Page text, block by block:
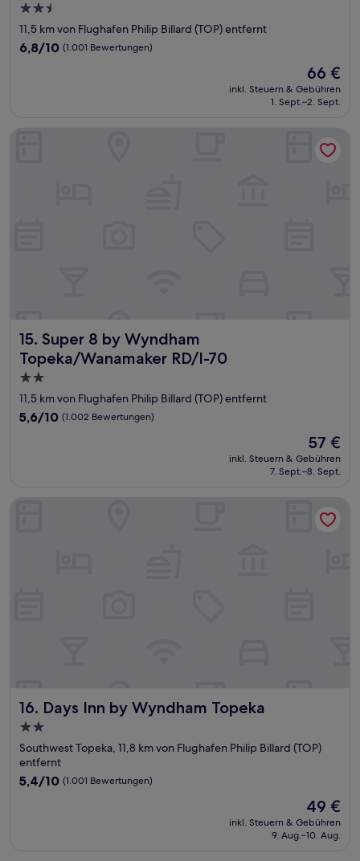
2.5-
Sterne-
Unterkunft
11,5 km von Flughafen Philip Billard (TOP) entfernt
6.8
6,8/10 (1.001 Bewertungen)
Der
Preis
beträgt
66 €
inkl. Steuern & Gebühren
1. Sept.–2. Sept.
15. Super 8 by Wyndham
Topeka/Wanamaker RD/I-70
Super 8 by Wyndham Topeka/Wanamaker RD/I-70
2.0-
Sterne-
Unterkunft
11,5 km von Flughafen Philip Billard (TOP) entfernt
5.6
5,6/10 (1.002 Bewertungen)
Der
Preis
beträgt
57 €
inkl. Steuern & Gebühren
7. Sept.–8. Sept.
16. Days Inn by Wyndham Topeka
Days Inn by Wyndham Topeka
2.0-
Sterne-
Unterkunft
Southwest Topeka, 11,8 km von Flughafen Philip Billard (TOP)
entfernt
5.4
5,4/10 (1.001 Bewertungen)
Der
Preis
beträgt
49 €
inkl. Steuern & Gebühren
9. Aug.–10. Aug.
Days Inn by Wyndham Topeka